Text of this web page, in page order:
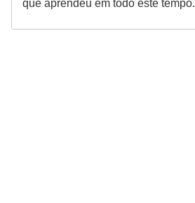
que aprendeu em todo este tempo.